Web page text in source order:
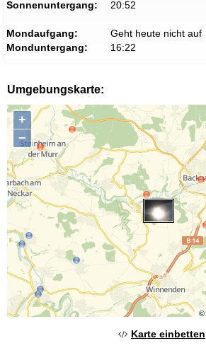
Sonnenuntergang:
20:52
Mondaufgang:
Geht heute nicht auf
Monduntergang:
16:22
Umgebungskarte:
+
−
©
Karte einbetten